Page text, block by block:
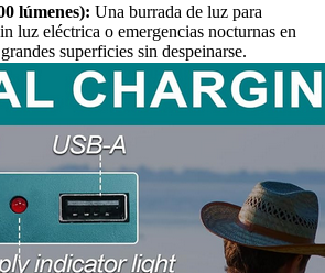
lúmenes): Una burrada de luz para
luz eléctrica o emergencias nocturnas en
superficies sin despeinarse.